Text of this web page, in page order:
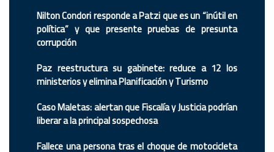
Nilton Condori responde a Patzi que es un “inútil en
política” y que presente pruebas de presunta
corrupción
Paz reestructura su gabinete: reduce a 12 los
ministerios y elimina Planificación y Turismo
Caso Maletas: alertan que Fiscalía y Justicia podrían
liberar a la principal sospechosa
Fallece una persona tras el choque de motocicleta